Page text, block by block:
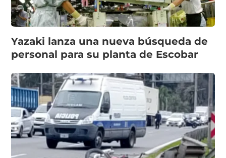
Yazaki lanza una nueva búsqueda de
personal para su planta de Escobar